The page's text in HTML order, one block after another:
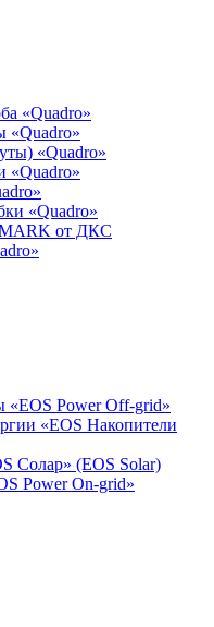
«Quadro»
«Quadro»
«Quadro»
«Quadro»
«Quadro»
MARK от ДКС
Power Off-grid»
«EOS Накопители
Солар» (EOS Solar)
Power On-grid»